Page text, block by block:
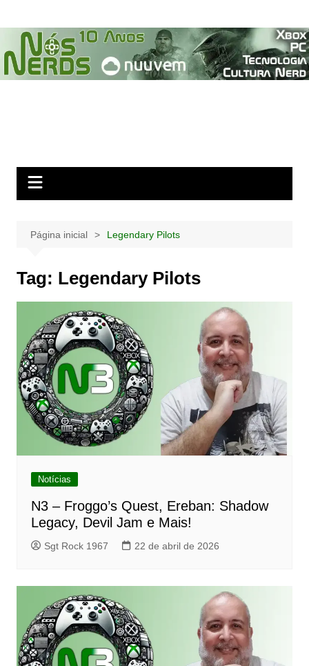
para
conteúdo
Página inicial Legendary Pilots
Tag: Legendary Pilots
Notícias
N3 – Froggo’s Quest, Ereban: Shadow
Legacy, Devil Jam e Mais!
Sgt Rock 1967 22 de abril de 2026